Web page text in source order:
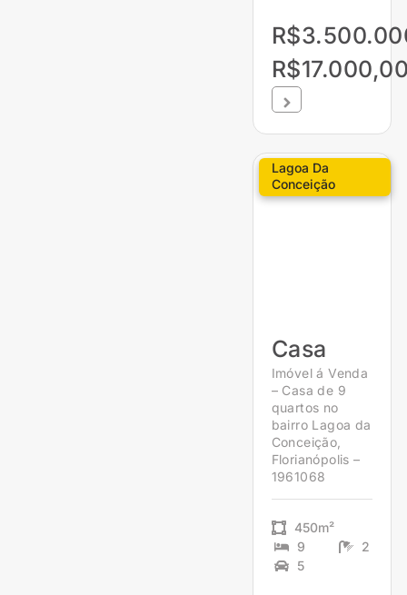
Lagoa Da
Conceição
Casa
Imóvel á Venda
– Casa de 9
quartos no
bairro Lagoa da
Conceição,
Florianópolis –
1961068
450m²
9
2
5